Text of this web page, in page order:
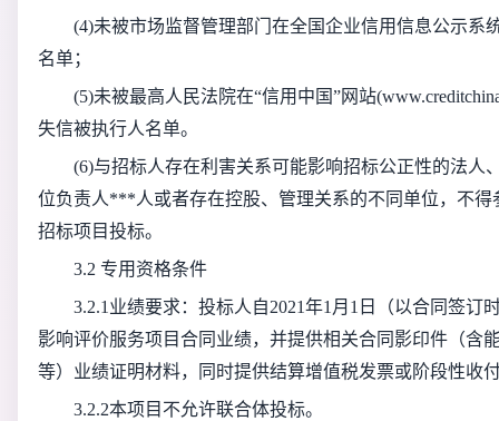
(4)未被市场监督管理部门在全国企业信用信息公示系
名单；
(5)未被最高人民法院在“信用中国”网站
失信被执行人名单。
(6)与招标人存在利害关系可能影响招标公正性的法人
位负责人***人或者存在控股、管理关系的不同单位，不
招标项目投标。
3.2 专用资格条件
3.2.1业绩要求：投标人自2021年1月1日（以合同签订
影响评价服务项目合同业绩，并提供相关合同影印件（含
等）业绩证明材料，同时提供结算增值税发票或阶段性收
3.2.2本项目不允许联合体投标。